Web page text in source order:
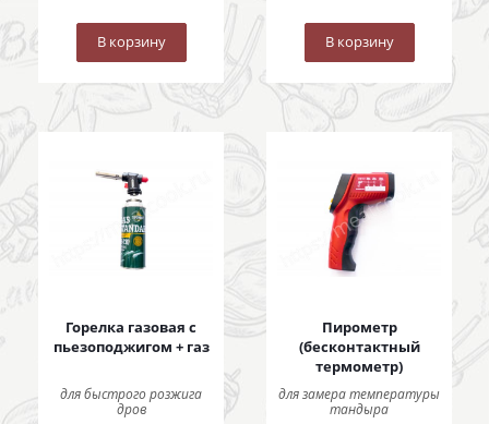
В корзину В корзину
Горелка газовая с
пьезоподжигом + газ
для быстрого розжига
дров
Пирометр
(бесконтактный
термометр)
для замера температуры
тандыра